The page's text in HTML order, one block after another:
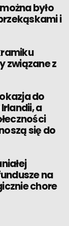
było
i
związane z
do
a
się do
na
chore